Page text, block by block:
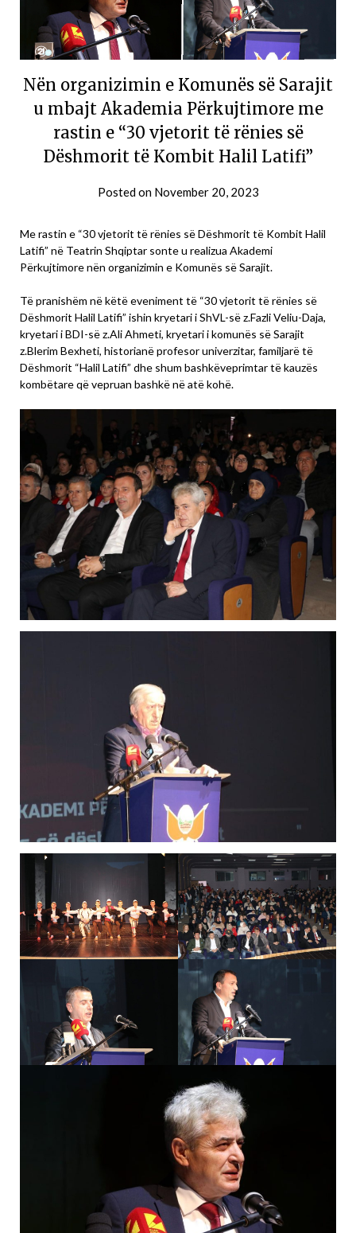
Nën organizimin e Komunës së Sarajit
u mbajt Akademia Përkujtimore me
rastin e “30 vjetorit të rënies së
Dëshmorit të Kombit Halil Latifi”
Posted on November 20, 2023
Me rastin e “30 vjetorit të rënies së Dëshmorit të Kombit Halil
Latifi” në Teatrin Shqiptar sonte u realizua Akademi
Përkujtimore nën organizimin e Komunës së Sarajit.
Të pranishëm në këtë eveniment të “30 vjetorit të rënies së
Dëshmorit Halil Latifi” ishin kryetari i ShVL-së z.Fazli Veliu-Daja,
kryetari i BDI-së z.Ali Ahmeti, kryetari i komunës së Sarajit
z.Blerim Bexheti, historianë profesor univerzitar, familjarë të
Dëshmorit “Halil Latifi” dhe shum bashkëveprimtar të kauzës
kombëtare që vepruan bashkë në atë kohë.